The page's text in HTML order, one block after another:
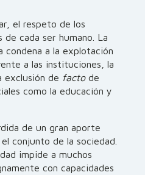
respeto de los
cada ser humano. La
condena a la explotación
a las instituciones, la
exclusión de factode
como la educación y
de un gran aporte
conjunto de la sociedad.
impide a muchos
con capacidades